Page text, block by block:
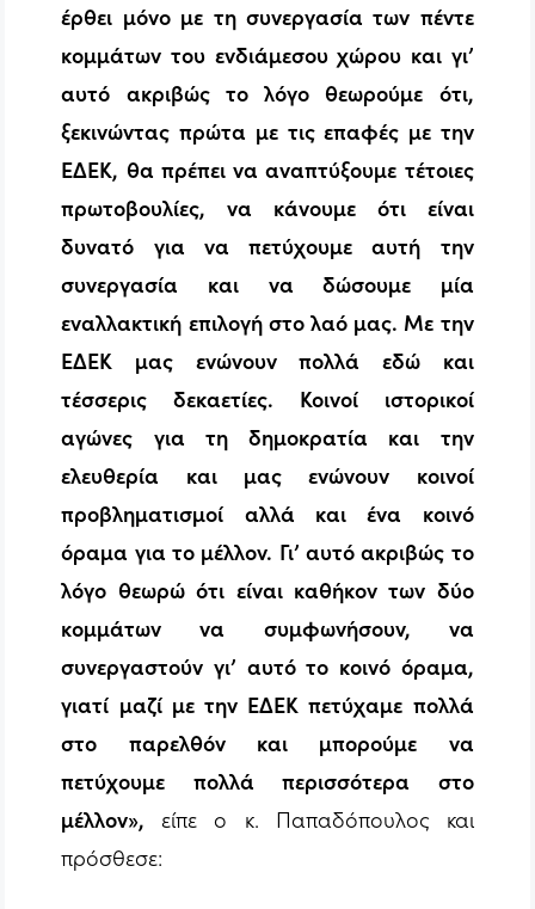
έρθει μόνο με τη συνεργασία των πέντε
κομμάτων του ενδιάμεσου χώρου και γι’
αυτό ακριβώς το λόγο θεωρούμε ότι,
ξεκινώντας πρώτα με τις επαφές με την
ΕΔΕΚ, θα πρέπει να αναπτύξουμε τέτοιες
πρωτοβουλίες, να κάνουμε ότι είναι
δυνατό για να πετύχουμε αυτή την
συνεργασία και να δώσουμε μία
εναλλακτική επιλογή στο λαό μας. Με την
ΕΔΕΚ μας ενώνουν πολλά εδώ και
τέσσερις δεκαετίες. Κοινοί ιστορικοί
αγώνες για τη δημοκρατία και την
ελευθερία και μας ενώνουν κοινοί
προβληματισμοί αλλά και ένα κοινό
όραμα για το μέλλον. Γι’ αυτό ακριβώς το
λόγο θεωρώ ότι είναι καθήκον των δύο
κομμάτων να συμφωνήσουν, να
συνεργαστούν γι’ αυτό το κοινό όραμα,
γιατί μαζί με την ΕΔΕΚ πετύχαμε πολλά
στο παρελθόν και μπορούμε να
πετύχουμε πολλά περισσότερα στο
μέλλον», είπε ο κ. Παπαδόπουλος και
πρόσθεσε: